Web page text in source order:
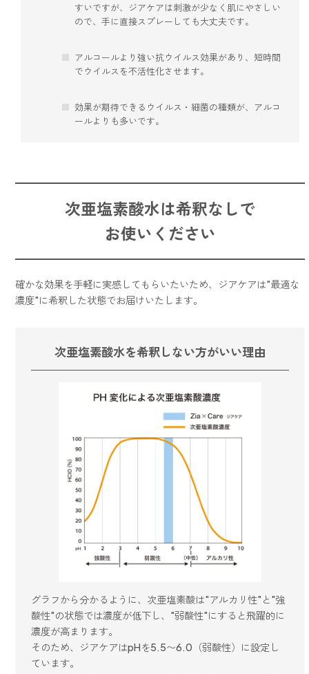
すいですが、ジアケアは刺激が少なく肌にやさしい
ので、手に直接スプレーしても大丈夫です。
アルコールより強い抗ウイルス効果があり、短時間
でウイルスを不活性化させます。
効果が期待できるウイルス・細菌の種類が、アルコ
ールよりも多いです。
次亜塩素酸水は希釈なしで
お使いください
確かな効果を手軽に実感してもらいたいため、ジアケアは"最適な
濃度"に希釈した状態でお届けいたします。
次亜塩素酸水を希釈しない方がいい理由
グラフから分かるように、次亜塩素酸は"アルカリ性"と"強
酸性"の状態では濃度が低下し、"弱酸性"にすると飛躍的に
濃度が高まります。
そのため、ジアケアはpHを5.5〜6.0（弱酸性）に設定し
ています。